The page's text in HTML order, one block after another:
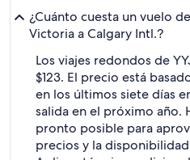
¿Cuánto cuesta un vuelo
Victoria a Calgary Intl.?
Los viajes redondos de
$123. El precio está
en los últimos siete días
salida en el próximo año.
pronto posible para
precios y la